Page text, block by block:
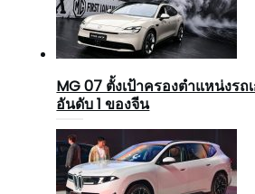
MG 07 ตั้งเป้าครองตำแหน่งร
อันดับ 1 ของจีน